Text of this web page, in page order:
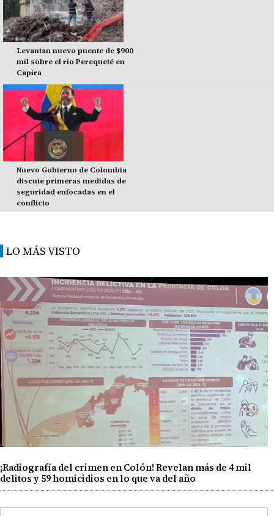
Levantan nuevo puente de $900
mil sobre el río Perequeté en
Capira
Nuevo Gobierno de Colombia
discute primeras medidas de
seguridad enfocadas en el
conflicto
LO MÁS VISTO
¡Radiografía del crimen en Colón! Revelan más de 4 mil
delitos y 59 homicidios en lo que va del año